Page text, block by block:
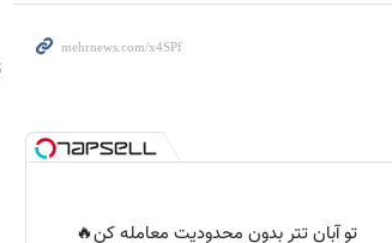
تو آبان تتر بدون محدودیت معامله کن🔥